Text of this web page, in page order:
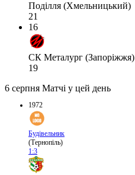
Поділля (Хмельницький)
21
16
СК Металург (Запоріжжя)
19
6 серпня Матчі у цей день
1972
Будівельник
(Тернопіль)
1:3